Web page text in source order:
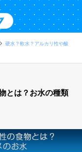
硬水？軟水？アルカリ性や酸
とは？お水の種類